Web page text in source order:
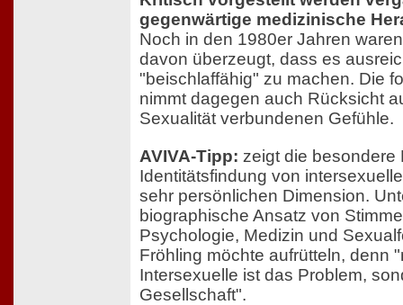
gegenwärtige medizinische
Noch in den 1980er Jahren
davon überzeugt, dass es
"beischlaffähig" zu machen. Die
nimmt dagegen auch Rücksicht
Sexualität verbundenen Gefühle.
AVIVA-Tipp: zeigt die besondere
Identitätsfindung von
sehr persönlichen Dimension.
biographische Ansatz von
Psychologie, Medizin und
Fröhling möchte aufrütteln, denn
Intersexuelle ist das Problem,
Gesellschaft".